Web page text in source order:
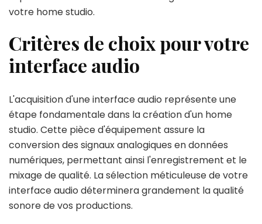
votre home studio.
Critères de choix pour votre
interface audio
L'acquisition d'une interface audio représente une
étape fondamentale dans la création d'un home
studio. Cette pièce d'équipement assure la
conversion des signaux analogiques en données
numériques, permettant ainsi l'enregistrement et le
mixage de qualité. La sélection méticuleuse de votre
interface audio déterminera grandement la qualité
sonore de vos productions.